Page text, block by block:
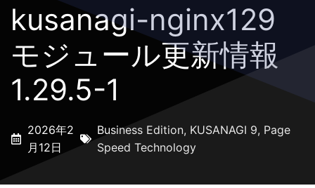
kusanagi-nginx129
モジュール更新情報
1.29.5-1
2026年2
月12日
Business Edition, KUSANAGI 9, Page
Speed Technology